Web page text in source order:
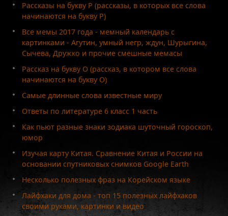
Рассказы на букву Р (рассказы, в которых все слова
начинаются на букву Р)
Все мемы 2017 года - мемный календарь с
картинками - Агутин, умный негр, ждун, Шурыгина,
Сычева, Дружко и прочие смешные мемасы
Рассказ на букву О (рассказ, в котором все слова
начинаются на букву О)
Самые длинные слова известные миру
Ответы по литературе 6 класс 1 часть
Как пьют разные знаки зодиака шуточный гороскоп,
юмор
Изучая карту Китая. Сравнение Китая и России на
основании спутниковых снимков Google Earth
Несколько полезных фраз на Корейском языке
Лайфхаки для дома - топ 15 полезных лайфхаков
своими руками, картинки и видео